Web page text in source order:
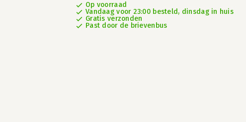
Op voorraad
Vandaag voor 23:00 besteld, dinsdag in huis
Gratis verzonden
Past door de brievenbus